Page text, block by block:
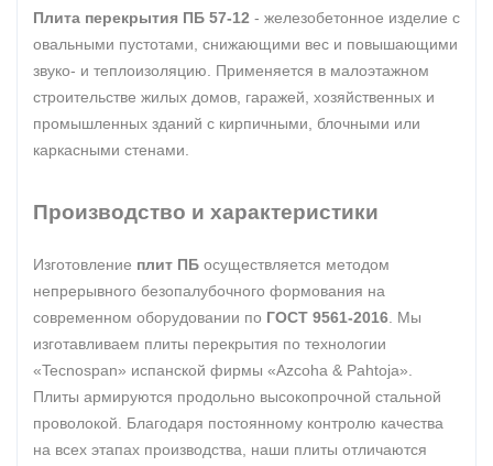
Плита перекрытия ПБ 57-12 - железобетонное изделие с
овальными пустотами, снижающими вес и повышающими
звуко- и теплоизоляцию. Применяется в малоэтажном
строительстве жилых домов, гаражей, хозяйственных и
промышленных зданий с кирпичными, блочными или
каркасными стенами.
Производство и характеристики
Изготовление плит ПБ осуществляется методом
непрерывного безопалубочного формования на
современном оборудовании по ГОСТ 9561-2016 . Мы
изготавливаем плиты перекрытия по технологии
«Tecnospan» испанской фирмы «Azcoha & Pahtoja».
Плиты армируются продольно высокопрочной стальной
проволокой. Благодаря постоянному контролю качества
на всех этапах производства, наши плиты отличаются